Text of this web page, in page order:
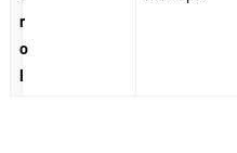
r
o
l